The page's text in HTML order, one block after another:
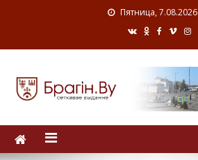
Пятница, 7.08.2026